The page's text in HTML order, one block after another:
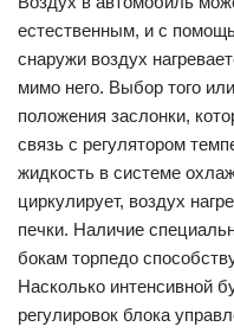
естественным, и с
снаружи воздух
мимо него. Выбор того
положения заслонки,
связь с регулятором
жидкость в системе
циркулирует, воздух
печки. Наличие
бокам торпедо
Насколько интенсивной
регулировок блока